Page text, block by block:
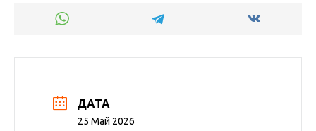
ДАТА
25 Май 2026